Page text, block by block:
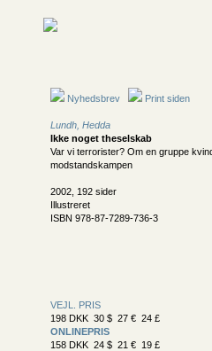
Nyhedsbrev Print siden
Lundh, Hedda
Ikke noget theselskab
Var vi terrorister? Om en gruppe
modstandskampen
2002, 192 sider
Illustreret
ISBN 978-87-7289-736-3
VEJL. PRIS
198 DKK 30 $ 27 € 24 £
ONLINEPRIS
158 DKK 24 $ 21 € 19 £